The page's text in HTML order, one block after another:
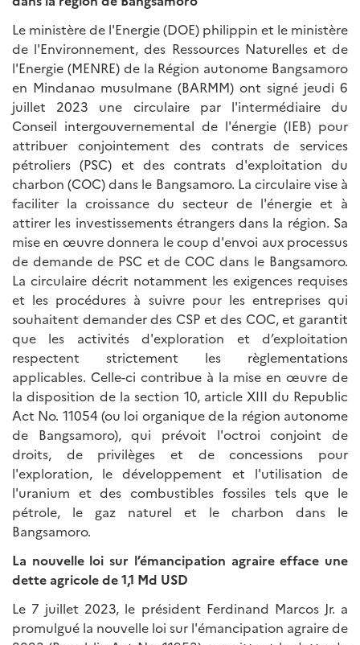
Le ministère de l'Energie (DOE) philippin et le ministère
de l'Environnement, des Ressources Naturelles et de
l'Energie (MENRE) de la Région autonome Bangsamoro
en Mindanao musulmane (BARMM) ont signé jeudi 6
juillet 2023 une circulaire par l'intermédiaire du
Conseil intergouvernemental de l'énergie (IEB) pour
attribuer conjointement des contrats de services
pétroliers (PSC) et des contrats d'exploitation du
charbon (COC) dans le Bangsamoro. La circulaire vise à
faciliter la croissance du secteur de l'énergie et à
attirer les investissements étrangers dans la région. Sa
mise en œuvre donnera le coup d'envoi aux processus
de demande de PSC et de COC dans le Bangsamoro.
La circulaire décrit notamment les exigences requises
et les procédures à suivre pour les entreprises qui
souhaitent demander des CSP et des COC, et garantit
que les activités d'exploration et d’exploitation
respectent strictement les règlementations
applicables. Celle-ci contribue à la mise en œuvre de
la disposition de la section 10, article XIII du Republic
Act No. 11054 (ou loi organique de la région autonome
de Bangsamoro), qui prévoit l'octroi conjoint de
droits, de privilèges et de concessions pour
l'exploration, le développement et l'utilisation de
l'uranium et des combustibles fossiles tels que le
pétrole, le gaz naturel et le charbon dans le
Bangsamoro.
La nouvelle loi sur l’émancipation agraire efface une
dette agricole de 1,1 Md USD
Le 7 juillet 2023, le président Ferdinand Marcos Jr. a
promulgué la nouvelle loi sur l'émancipation agraire de